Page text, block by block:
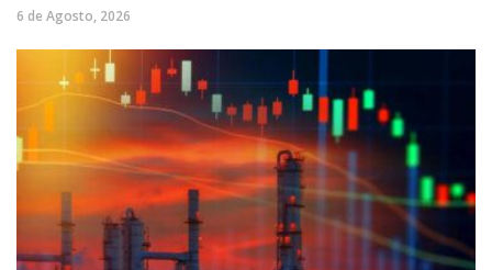
6 de Agosto, 2026